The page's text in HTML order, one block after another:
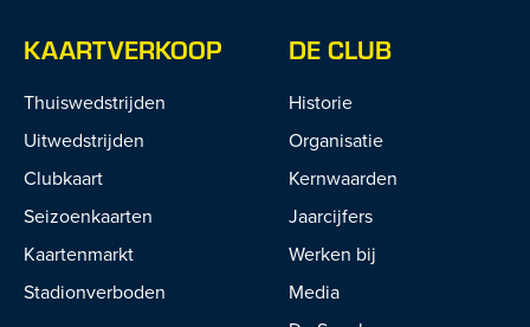
KAARTVERKOOP
Thuiswedstrijden
Uitwedstrijden
Clubkaart
Seizoenkaarten
Kaartenmarkt
Stadionverboden
DE CLUB
Historie
Organisatie
Kernwaarden
Jaarcijfers
Werken bij
Media